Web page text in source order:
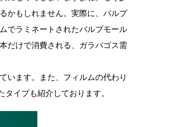
かもしれません。実際に、パルプ
でラミネートされたパルプモール
だけで消費される、ガラパゴス需
います。また、フィルムの代わり
イプも紹介しております。